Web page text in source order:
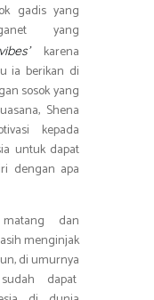
gadis yang
yang
karena
ia berikan di
sosok yang
Shena
kepada
untuk dapat
dengan apa
dan
menginjak
di umurnya
dapat